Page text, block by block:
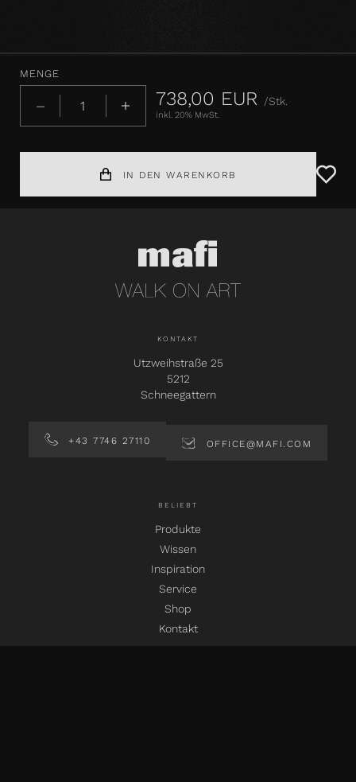
MENGE
738,00 EUR /Stk.
inkl. 20% MwSt.
IN DEN WARENKORB
KONTAKT
Utzweihstraße 25
5212
Schneegattern
+43 7746 27110 OFFICE@MAFI.COM
BELIEBT
Produkte
Wissen
Inspiration
Service
Shop
Kontakt